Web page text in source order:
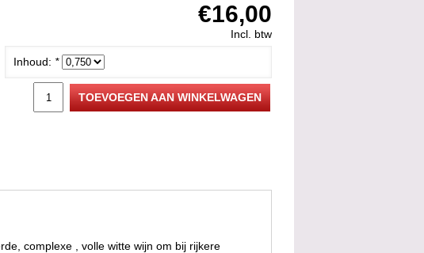
€16,00
Incl. btw
Inhoud: *
TOEVOEGEN AAN WINKELWAGEN
complexe , volle witte wijn om bij rijkere